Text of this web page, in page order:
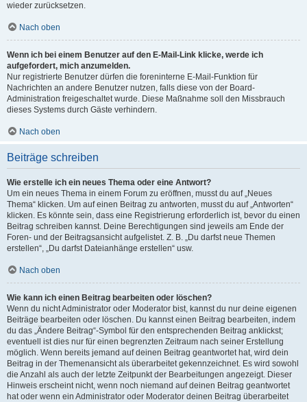
wieder zurücksetzen.
Nach oben
Wenn ich bei einem Benutzer auf den E-Mail-Link klicke, werde ich
aufgefordert, mich anzumelden.
Nur registrierte Benutzer dürfen die foreninterne E-Mail-Funktion für
Nachrichten an andere Benutzer nutzen, falls diese von der Board-
Administration freigeschaltet wurde. Diese Maßnahme soll den Missbrauch
dieses Systems durch Gäste verhindern.
Nach oben
Beiträge schreiben
Wie erstelle ich ein neues Thema oder eine Antwort?
Um ein neues Thema in einem Forum zu eröffnen, musst du auf „Neues
Thema“ klicken. Um auf einen Beitrag zu antworten, musst du auf „Antworten“
klicken. Es könnte sein, dass eine Registrierung erforderlich ist, bevor du einen
Beitrag schreiben kannst. Deine Berechtigungen sind jeweils am Ende der
Foren- und der Beitragsansicht aufgelistet. Z. B. „Du darfst neue Themen
erstellen“, „Du darfst Dateianhänge erstellen“ usw.
Nach oben
Wie kann ich einen Beitrag bearbeiten oder löschen?
Wenn du nicht Administrator oder Moderator bist, kannst du nur deine eigenen
Beiträge bearbeiten oder löschen. Du kannst einen Beitrag bearbeiten, indem
du das „Ändere Beitrag“-Symbol für den entsprechenden Beitrag anklickst;
eventuell ist dies nur für einen begrenzten Zeitraum nach seiner Erstellung
möglich. Wenn bereits jemand auf deinen Beitrag geantwortet hat, wird dein
Beitrag in der Themenansicht als überarbeitet gekennzeichnet. Es wird sowohl
die Anzahl als auch der letzte Zeitpunkt der Bearbeitungen angezeigt. Dieser
Hinweis erscheint nicht, wenn noch niemand auf deinen Beitrag geantwortet
hat oder wenn ein Administrator oder Moderator deinen Beitrag überarbeitet